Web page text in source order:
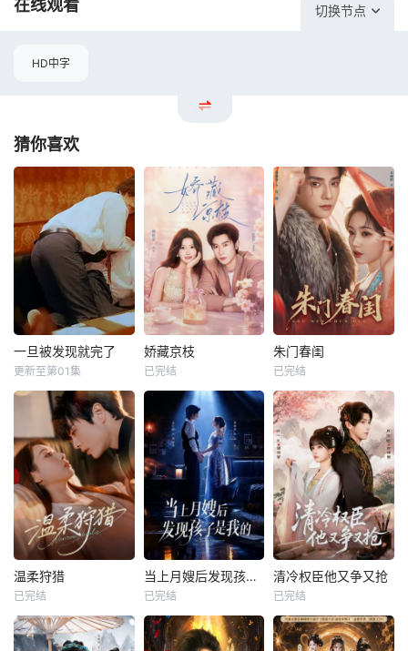
在线观看 切换节点
HD中字
猜你喜欢
一旦被发现就完了
更新至第01集
娇藏京枝
已完结
朱门春闺
已完结
温柔狩猎
已完结
当上月嫂后发现孩子是我的
已完结
清冷权臣他又争又抢
已完结